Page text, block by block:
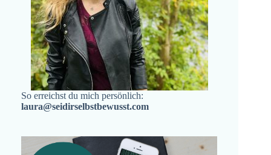
So erreichst du mich persönlich:
laura@seidirselbstbewusst.com